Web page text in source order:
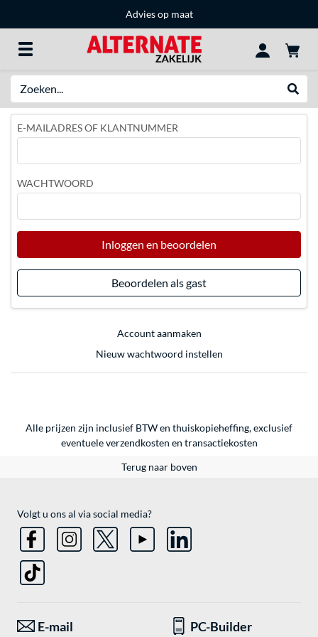
Advies op maat
E-MAILADRES OF KLANTNUMMER
WACHTWOORD
Inloggen en beoordelen
Beoordelen als gast
Account aanmaken
Nieuw wachtwoord instellen
Alle prijzen zijn inclusief BTW en thuiskopieheffing, exclusief
eventueleverzendkosten en transactiekosten
Terug naar boven
Volgt u ons al via social media?
E-mail PC-Builder